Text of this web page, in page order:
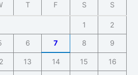
T F S S
1 2
6 7 8 9
13 14 15 16